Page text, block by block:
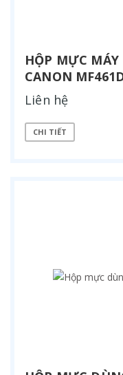
HỘP MỰC
CANON
Liên hệ
CHI TIẾT